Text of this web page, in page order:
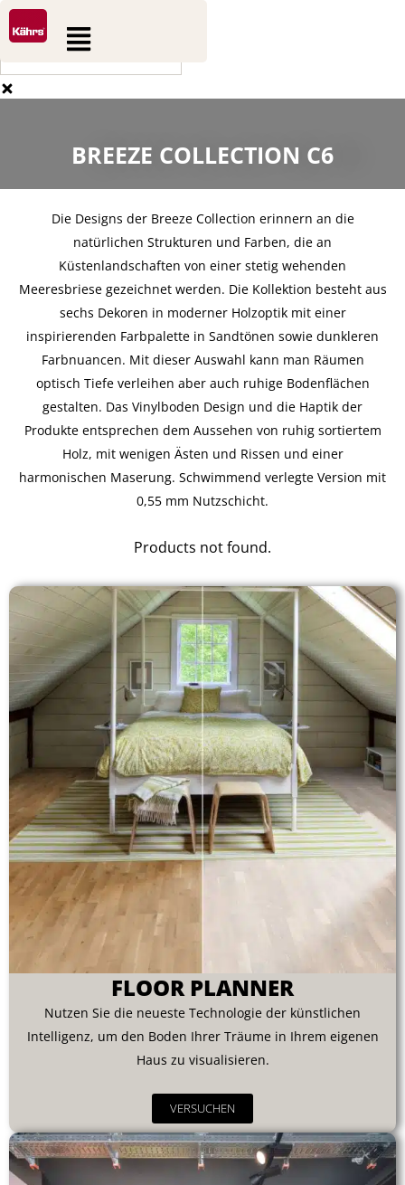
Zum
Inhalt
springen
Suche
Flyout
Menu
BREEZE COLLECTION C6
Die Designs der Breeze Collection erinnern an die
natürlichen Strukturen und Farben, die an
Küstenlandschaften von einer stetig wehenden
Meeresbriese gezeichnet werden. Die Kollektion besteht aus
sechs Dekoren in moderner Holzoptik mit einer
inspirierenden Farbpalette in Sandtönen sowie dunkleren
Farbnuancen. Mit dieser Auswahl kann man Räumen
optisch Tiefe verleihen aber auch ruhige Bodenflächen
gestalten. Das Vinylboden Design und die Haptik der
Produkte entsprechen dem Aussehen von ruhig sortiertem
Holz, mit wenigen Ästen und Rissen und einer
harmonischen Maserung. Schwimmend verlegte Version mit
0,55 mm Nutzschicht.
Products not found.
FLOOR PLANNER
Nutzen Sie die neueste Technologie der künstlichen
Intelligenz, um den Boden Ihrer Träume in Ihrem eigenen
Haus zu visualisieren.
VERSUCHEN